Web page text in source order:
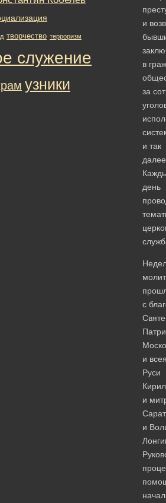
и
в
за
и так
день
с
и
Руси
и
и
творчество терроризм
служение
узники